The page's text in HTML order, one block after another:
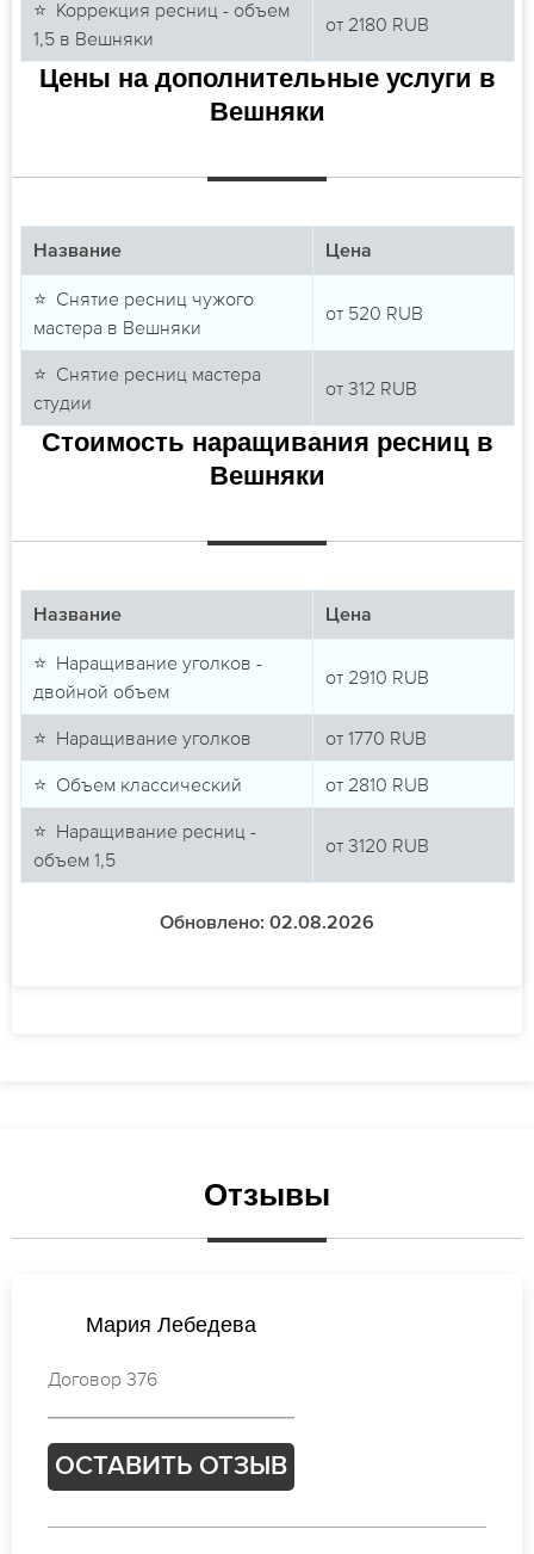
⭐ Коррекция ресниц - объем
1,5 в Вешняки
от 2180 RUB
Цены на дополнительные услуги в
Вешняки
Название Цена
⭐ Снятие ресниц чужого
мастера в Вешняки
от 520 RUB
⭐ Снятие ресниц мастера
студии
от 312 RUB
Стоимость наращивания ресниц в
Вешняки
Название Цена
⭐ Наращивание уголков -
двойной объем
от 2910 RUB
⭐ Наращивание уголков от 1770 RUB
⭐ Объем классический от 2810 RUB
⭐ Наращивание ресниц -
объем 1,5
от 3120 RUB
Обновлено: 02.08.2026
Отзывы
Ксения Иванова
Договор 074
ОСТАВИТЬ ОТЗЫВ